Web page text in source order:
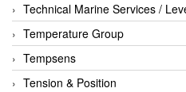
Technical Marine Services /
Temperature Group
Tempsens
Tension & Position